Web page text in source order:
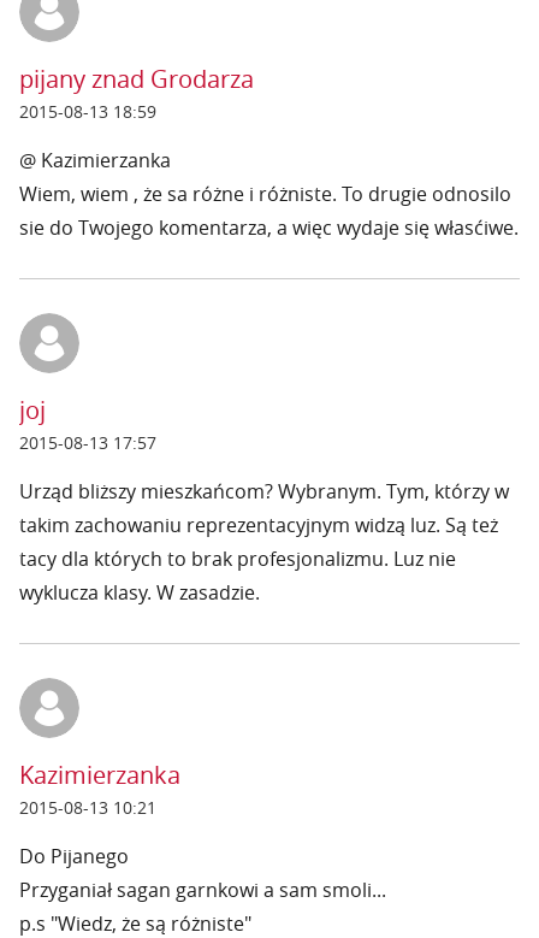
pijany znad Grodarza
2015-08-13 18:59
@ Kazimierzanka
Wiem, wiem , że sa różne i różniste. To drugie odnosilo
sie do Twojego komentarza, a więc wydaje się własćiwe.
joj
2015-08-13 17:57
Urząd bliższy mieszkańcom? Wybranym. Tym, którzy w
takim zachowaniu reprezentacyjnym widzą luz. Są też
tacy dla których to brak profesjonalizmu. Luz nie
wyklucza klasy. W zasadzie.
Kazimierzanka
2015-08-13 10:21
Do Pijanego
Przyganiał sagan garnkowi a sam smoli...
p.s "Wiedz, że są różniste"